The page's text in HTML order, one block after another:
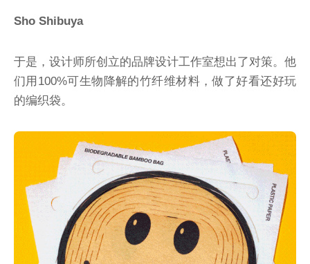
Sho Shibuya
于是，设计师所创立的品牌设计工作室想出了对策。他
们用100%可生物降解的竹纤维材料，做了好看还好玩
的编织袋。